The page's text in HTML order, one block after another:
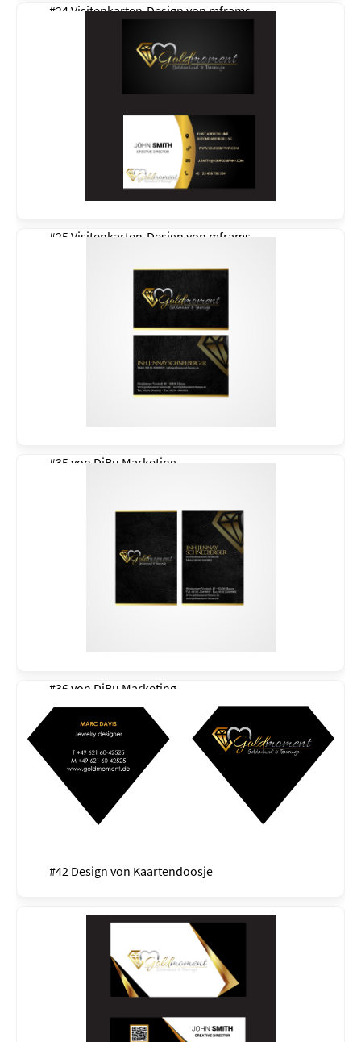
#24 Visitenkarten-Design vonmframs
#25 Visitenkarten-Design von mframs
#35 von DiBu Marketing
#36 von DiBu Marketing
#42 Design von Kaartendoosje